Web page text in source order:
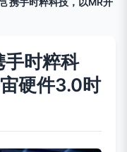
手时粹科
硬件3.0时